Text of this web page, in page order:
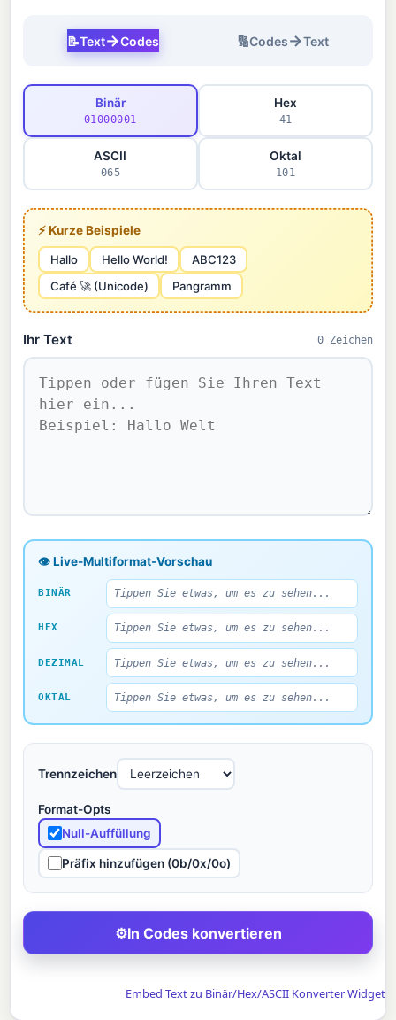
📝Text→Codes 🔢Codes→Text
Binär
01000001
Hex
41
ASCII
065
Oktal
101
⚡ Kurze Beispiele
Hallo Hello World!
ABC123
Café 🚀 (Unicode)
Pangramm
Ihr Text 0 Zeichen
👁 Live-Multiformat-Vorschau
BINÄR
HEX
DEZIMAL
OKTAL
Trennzeichen
Format-Opts
Null-Auffüllung
Präfix hinzufügen (0b/0x/0o)
⚙In Codes konvertieren
Embed Text zu Binär/Hex/ASCII Konverter Widget